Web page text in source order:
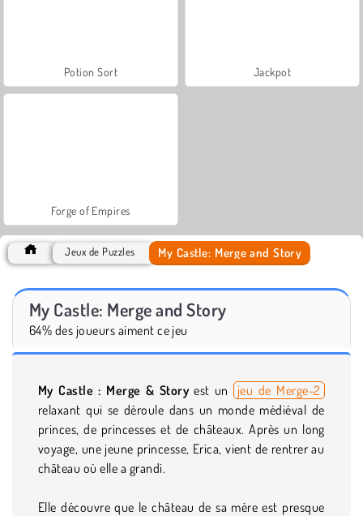
Potion Sort Jackpot
Forge of Empires
Jeux de Puzzles My Castle: Merge and Story
My Castle: Merge and Story
64% des joueurs aiment ce jeu
My Castle : Merge & Story est un
jeu de Merge-2
relaxant qui se déroule dans un monde médiéval de
princes, de princesses et de châteaux. Après un long
voyage, une jeune princesse, Erica, vient de rentrer au
château où elle a grandi.
Elle découvre que le château de sa mère est presque